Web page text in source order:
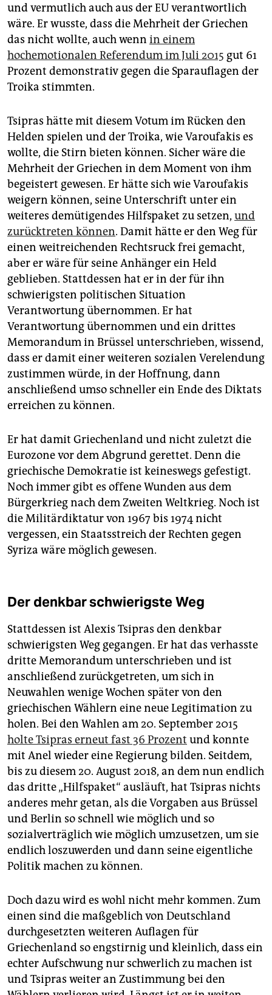
und vermutlich auch aus der EU verantwortlich
wäre. Er wusste, dass die Mehrheit der Griechen
das nicht wollte, auch wenn in einem
hochemotionalen Referendum im Juli 2015 gut 61
Prozent demonstrativ gegen die Sparauflagen der
Troika stimmten.
Tsipras hätte mit diesem Votum im Rücken den
Helden spielen und der Troika, wie Varoufakis es
wollte, die Stirn bieten können. Sicher wäre die
Mehrheit der Griechen in dem Moment von ihm
begeistert gewesen. Er hätte sich wie Varou­fakis
weigern können, seine Unterschrift unter ein
weiteres demütigendes Hilfspaket zu setzen, und
zurücktreten können. Damit hätte er den Weg für
einen weitreichenden Rechtsruck frei gemacht,
aber er wäre für seine Anhänger ein Held
geblieben. Stattdessen hat er in der für ihn
schwierigsten politischen Situation
Verantwortung übernommen. Er hat
Verantwortung übernommen und ein drittes
Memorandum in Brüssel unterschrieben, wissend,
dass er damit einer weiteren sozialen Verelendung
zustimmen würde, in der Hoffnung, dann
anschließend umso schneller ein Ende des Diktats
erreichen zu können.
Er hat damit Griechenland und nicht zuletzt die
Eurozone vor dem Abgrund gerettet. Denn die
griechische Demokratie ist keineswegs gefestigt.
Noch immer gibt es offene Wunden aus dem
Bürgerkrieg nach dem Zweiten Weltkrieg. Noch ist
die Militärdiktatur von 1967 bis 1974 nicht
vergessen, ein Staatsstreich der Rechten gegen
Syriza wäre möglich gewesen.
Der denkbar schwierigste Weg
Stattdessen ist Alexis Tsipras den denkbar
schwierigsten Weg gegangen. Er hat das verhasste
dritte Memorandum unterschrieben und ist
anschließend zurückgetreten, um sich in
Neuwahlen wenige Wochen später von den
griechischen Wählern eine neue Legitimation zu
holen. Bei den Wahlen am 20. September 2015
holte Tsipras erneut fast 36 Prozent und konnte
mit Anel wieder eine Regierung bilden. Seitdem,
bis zu diesem 20. August 2018, an dem nun endlich
das dritte „Hilfspaket“ ausläuft, hat Tsipras nichts
anderes mehr getan, als die Vorgaben aus Brüssel
und Berlin so schnell wie möglich und so
sozialverträglich wie möglich umzusetzen, um sie
endlich loszuwerden und dann seine eigentliche
Politik machen zu können.
Doch dazu wird es wohl nicht mehr kommen. Zum
einen sind die maßgeblich von Deutschland
durchgesetzten weiteren Auflagen für
Griechenland so engstirnig und kleinlich, dass ein
echter Aufschwung nur schwerlich zu machen ist
und Tsipras weiter an Zustimmung bei den